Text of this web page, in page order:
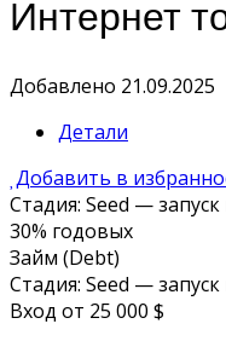
Интернет
Добавлено 21.09.2025
Детали
Добавить в
Стадия: Seed —
30% годовых
Займ (Debt)
Стадия: Seed —
Вход от 25 000 $